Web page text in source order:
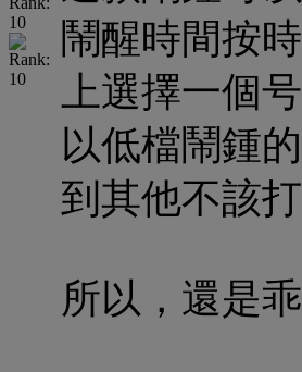
鬧醒時間按
上選擇一個
以低檔鬧鍾
到其他不該
所以，還是